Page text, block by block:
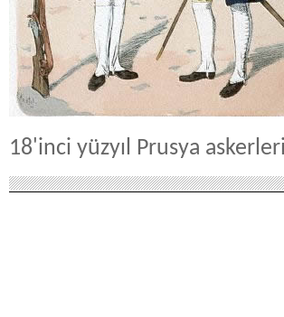
18'inci yüzyıl Prusya askerleri